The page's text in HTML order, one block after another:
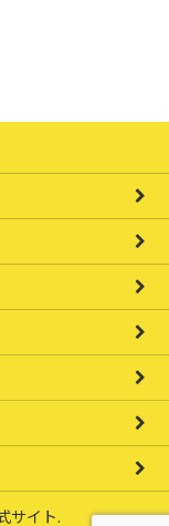
サイト.